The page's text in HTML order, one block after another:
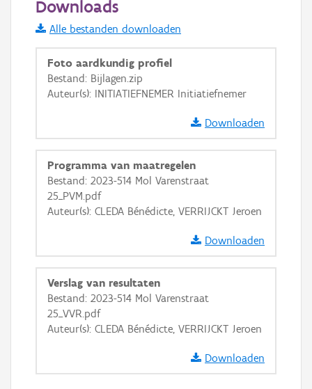
Informatie Vlaanderen
i
+ −
Basis Lagen
Ortho
GRB-Basiskaart in grijswaarden
Downloads
Alle bestanden downloaden
Foto aardkundig profiel
Bestand: Bijlagen.zip
Auteur(s): INITIATIEFNEMER Initiatiefnemer
Downloaden
Programma van maatregelen
Bestand: 2023-514 Mol Varenstraat
25_PVM.pdf
Auteur(s): CLEDA Bénédicte, VERRIJCKT Jeroen
Downloaden
Verslag van resultaten
Bestand: 2023-514 Mol Varenstraat
25_VVR.pdf
Auteur(s): CLEDA Bénédicte, VERRIJCKT Jeroen
Downloaden